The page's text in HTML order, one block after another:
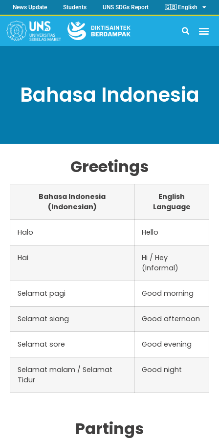
News Update Students UNS SDGs Report 🇬🇧 English
Bahasa Indonesia
Greetings
Bahasa Indonesia
(Indonesian)
English
Language
Halo Hello
Hai
Hi / Hey
(Informal)
Selamat pagi Good morning
Selamat siang Good afternoon
Selamat sore Good evening
Selamat malam / Selamat
Tidur
Good night
Partings